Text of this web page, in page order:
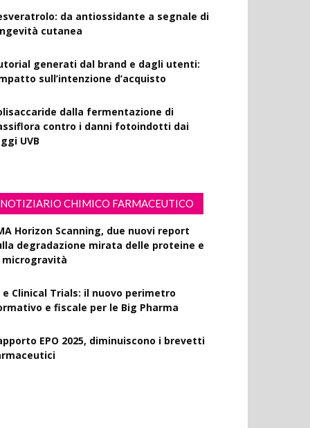
da antiossidante a segnale di
cutanea
generati dal brand e dagli utenti:
sull’intenzione d’acquisto
dalla fermentazione di
contro i danni fotoindotti dai
UVB
NOTIZIARIO CHIMICO FARMACEUTICO
Horizon Scanning, due nuovi report
degradazione mirata delle proteine e
microgravità
e Clinical Trials: il nuovo perimetro
e fiscale per le Big Pharma
EPO 2025, diminuiscono i brevetti